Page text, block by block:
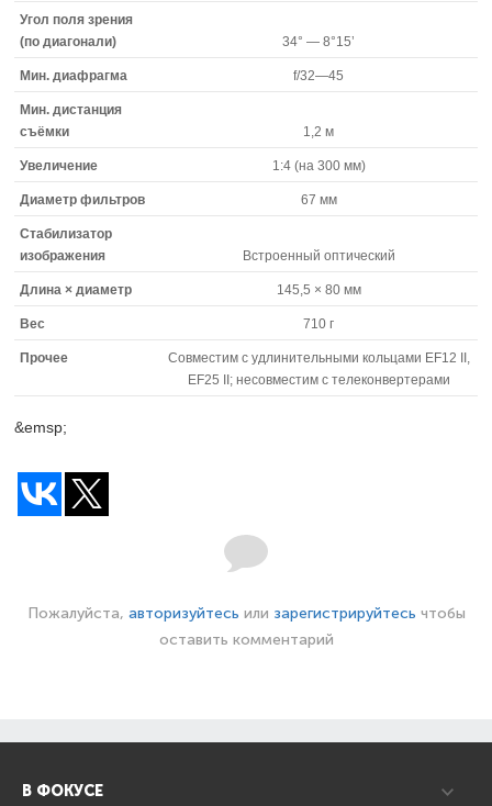
Угол поля зрения
(по диагонали)
34° — 8°15’
Мин. диафрагма f/32—45
Мин. дистанция
съёмки
1,2 м
Увеличение 1:4 (на 300 мм)
Диаметр фильтров 67 мм
Стабилизатор
изображения
Встроенный оптический
Длина × диаметр 145,5 × 80 мм
Вес 710 г
Прочее
Совместим с удлинительными кольцами EF12 II,
EF25 II; несовместим с телеконвертерами
&emsp;
Пожалуйста, авторизуйтесь или зарегистрируйтесь чтобы
оставить комментарий
В ФОКУСЕ